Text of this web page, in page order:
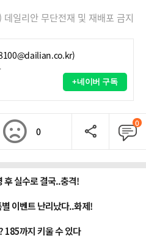
일리안 무단전재 및 재배포 금지
+네이버 구독
0
0